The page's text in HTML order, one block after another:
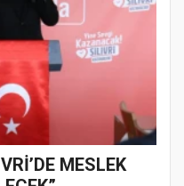
MESLEK